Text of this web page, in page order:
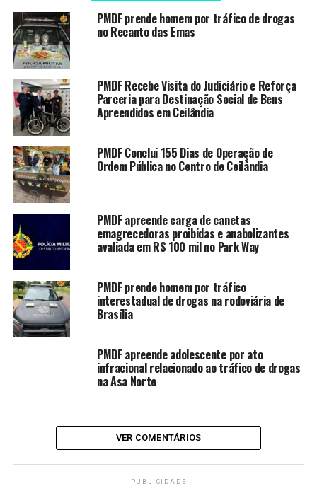
ao condomínio em uma motocicleta, momento em que
foi abordado pelas equipes. Durante a intervenção, o
indivíduo apresentou comportamento agressivo e
resistiu à prisão, sendo contido pelos policiais.
A faca utilizada nas agressões foi apreendida e
apresentada na 8ª Delegacia de Polícia, para onde as
partes foram conduzidas. A testemunha, devido ao abalo
Bombeiros Militar do Distrito Federal (CBMDF) e foi
encaminhada ao Hospital Regional de Taguatinga.
LEIA TAMBÉM
PMDF prende homem por tráfico
PMDF Recebe Visita do Judiciário
e Reforça Parceria para
PMDF Conclui 155 Dias de
Operação de Ordem Pública no
PMDF apreende carga de canetas
emagrecedoras proibidas e
anabolizantes avaliada em R$ 100
mil no Park Way
PMDF prende homem por tráfico de drogas
no Recanto das Emas
PMDF Recebe Visita do Judiciário e Reforça
Parceria para Destinação Social de Bens
Apreendidos em Ceilândia
PMDF Conclui 155 Dias de Operação de
Ordem Pública no Centro de Ceilândia
PMDF apreende carga de canetas
emagrecedoras proibidas e anabolizantes
avaliada em R$ 100 mil no Park Way
PMDF prende homem por tráfico
interestadual de drogas na rodoviária de
Brasília
PMDF apreende adolescente por ato
infracional relacionado ao tráfico de drogas
na Asa Norte
VER COMENTÁRIOS
PUBLICIDADE